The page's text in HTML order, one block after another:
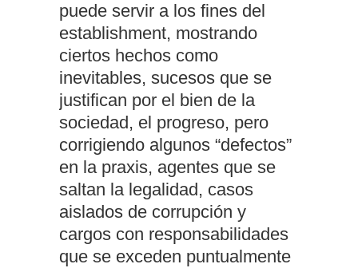
puede servir a los fines del
establishment, mostrando
ciertos hechos como
inevitables, sucesos que se
justifican por el bien de la
sociedad, el progreso, pero
corrigiendo algunos “defectos”
en la praxis, agentes que se
saltan la legalidad, casos
aislados de corrupción y
cargos con responsabilidades
que se exceden puntualmente